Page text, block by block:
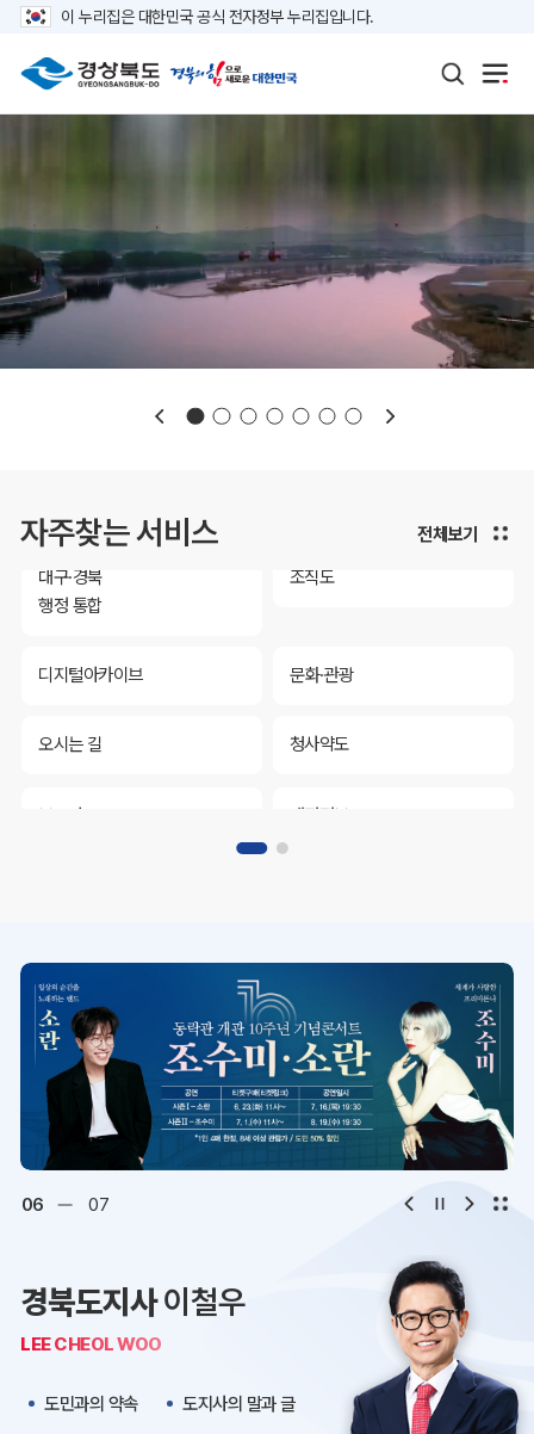
이 누리집은 대한민국 공식 전자정부 누리집입니다.
자주찾는 서비스
보도자료 재정정보
대구·경북
행정 통합
조직도
디지털아카이브 문화·관광
오시는 길 청사약도
보도자료 재정정보
대구·경북
행정 통합
조직도
디지털아카이브 문화·관광
오시는 길
K보듬 6000
정보공개
전체보기
06 07
경북도지사이철우
LEE CHEOL WOO
도민과의 약속 도지사의 말과 글